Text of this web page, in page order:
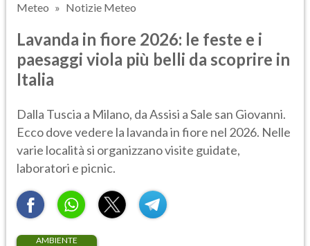
Meteo Notizie Meteo
Lavanda in fiore 2026: le feste e i
paesaggi viola più belli da scoprire in
Italia
Dalla Tuscia a Milano, da Assisi a Sale san Giovanni.
Ecco dove vedere la lavanda in fiore nel 2026. Nelle
varie località si organizzano visite guidate,
laboratori e picnic.
AMBIENTE